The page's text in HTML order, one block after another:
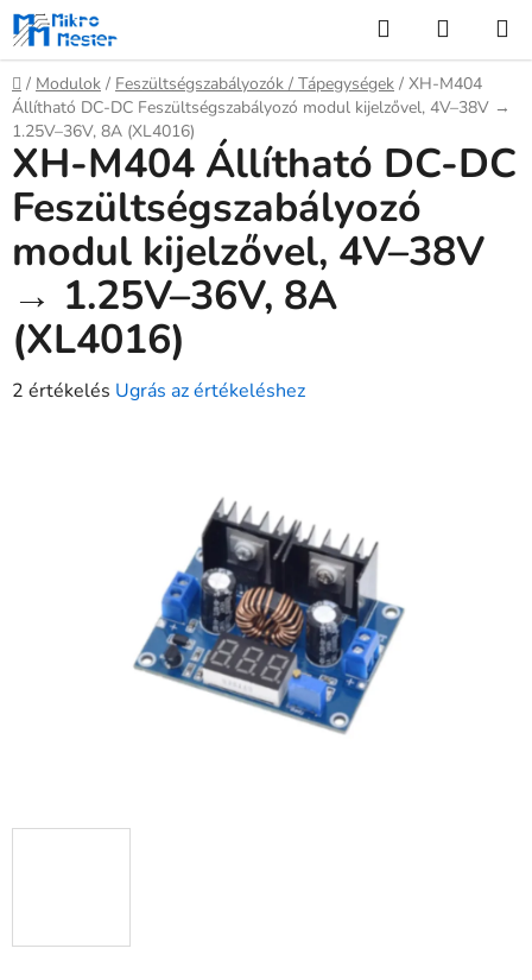
Ugrás
fő
tartalomhoz
KeresésKOSÁR
Kezdőlap
/ Modulok / Feszültségszabályozók / Tápegységek / XH-M404
Állítható DC-DC Feszültségszabályozó modul kijelzővel, 4V–38V →
1.25V–36V, 8A (XL4016)
XH-M404 Állítható DC-DC
Feszültségszabályozó
modul kijelzővel, 4V–38V
→ 1.25V–36V, 8A
(XL4016)
A
2 értékelés Ugrás az értékeléshez